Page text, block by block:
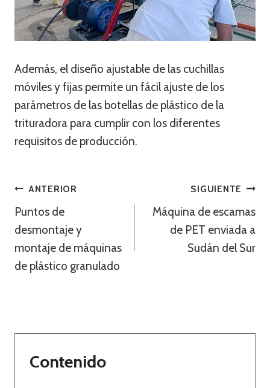
Además, el diseño ajustable de las cuchillas
móviles y fijas permite un fácil ajuste de los
parámetros de las botellas de plástico de la
trituradora para cumplir con los diferentes
requisitos de producción.
Navegación
De
Entradas
ANTERIOR
Puntos de
desmontaje y
montaje de máquinas
de plástico granulado
SIGUIENTE
Máquina de escamas
de PET enviada a
Sudán del Sur
Contenido